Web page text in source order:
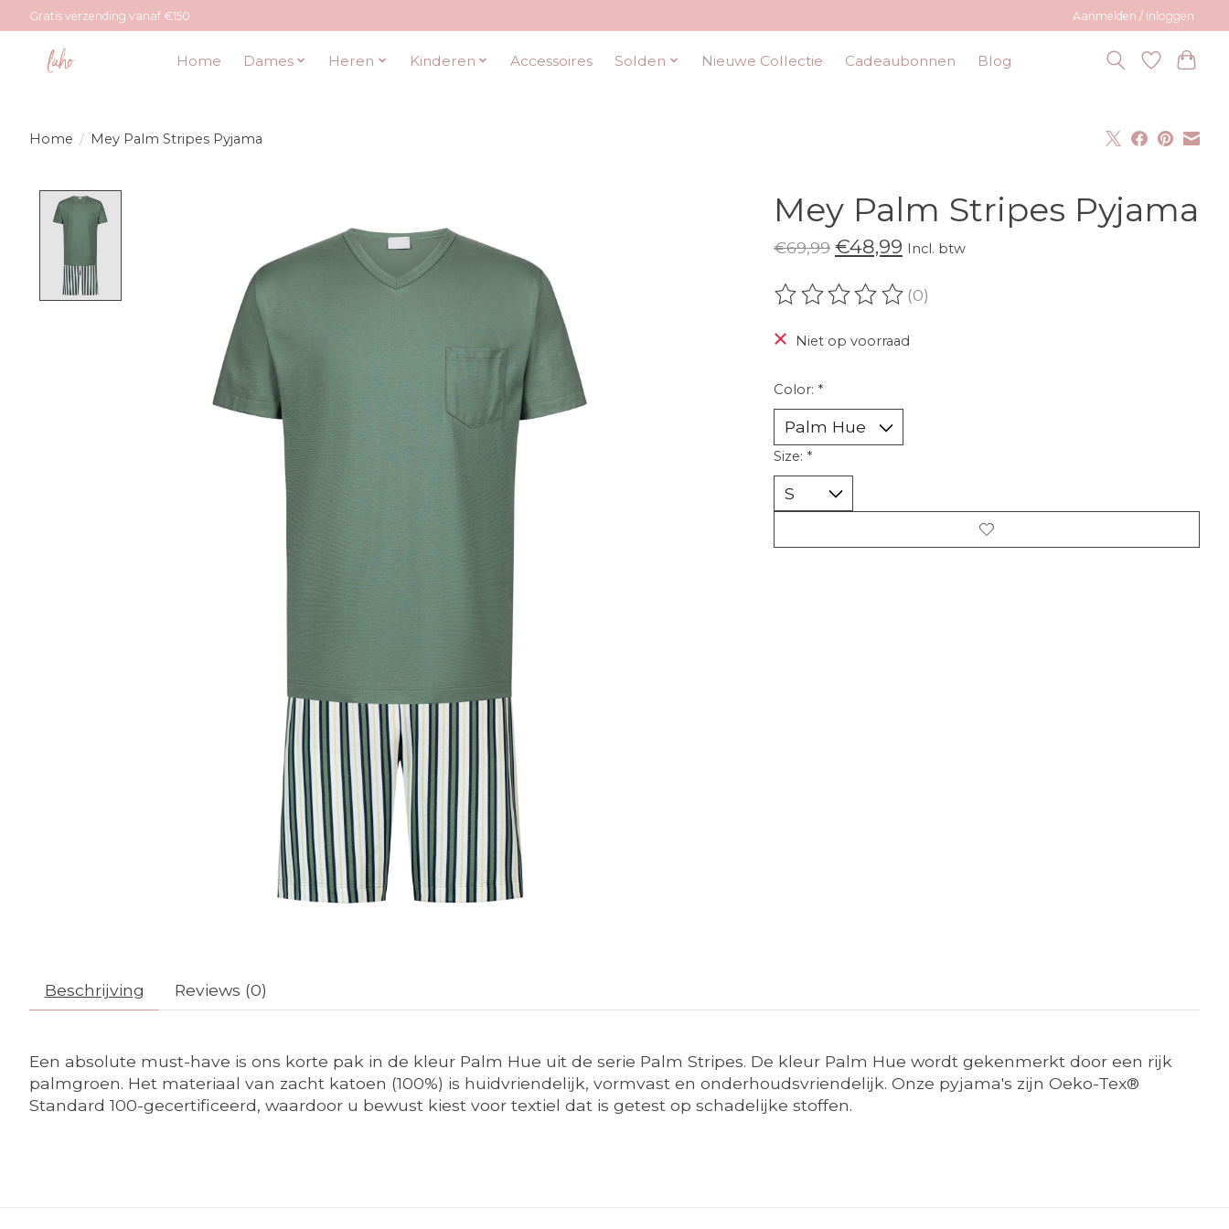
Gratis verzending vanaf €150 Aanmelden / Inloggen
Home Dames Heren Kinderen Accessoires Solden Nieuwe Collectie Cadeaubonnen Blog
Home / Mey Palm Stripes Pyjama
Mey Palm Stripes Pyjama
€69,99 €48,99 Incl. btw
De beoordeling van dit product is
(0)
Niet op voorraad
Color: *
Size: *
Beschrijving Reviews (0)
Een absolute must-have is ons korte pak in de kleur Palm Hue uit de serie Palm Stripes. De kleur Palm Hue wordt gekenmerkt door een rijk
palmgroen. Het materiaal van zacht katoen (100%) is huidvriendelijk, vormvast en onderhoudsvriendelijk. Onze pyjama's zijn Oeko-Tex®
Standard 100-gecertificeerd, waardoor u bewust kiest voor textiel dat is getest op schadelijke stoffen.